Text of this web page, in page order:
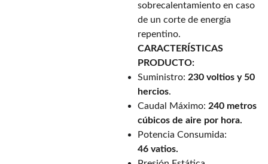
sobrecalentamiento en caso
de un corte de energía
repentino.
CARACTERÍSTICAS
PRODUCTO:
Suministro: 230 voltios y 50
hercios.
Caudal Máximo: 240 metros
cúbicos de aire por hora.
Potencia Consumida:
46 vatios.